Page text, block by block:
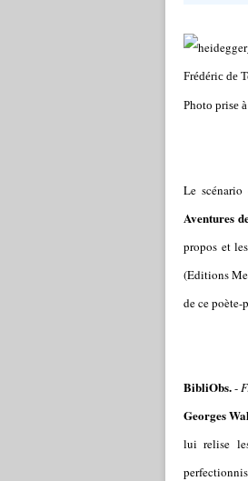
Frédéric de
Photo prise
Le
Aventures
propos et
(Editions
de ce
BibliObs.-
Georges
lui relise